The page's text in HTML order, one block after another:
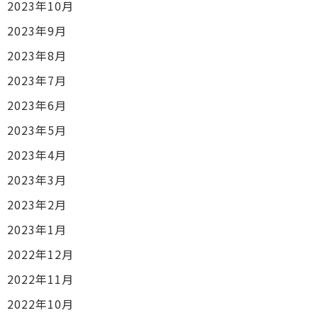
2023年10月
2023年9月
2023年8月
2023年7月
2023年6月
2023年5月
2023年4月
2023年3月
2023年2月
2023年1月
2022年12月
2022年11月
2022年10月